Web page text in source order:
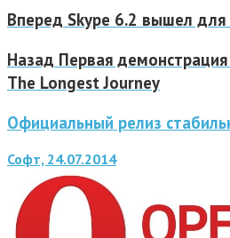
Вперед Skype 6.2 вышел для
Назад Первая
The Longest Journey
Официальный релиз
Софт, 24.07.2014